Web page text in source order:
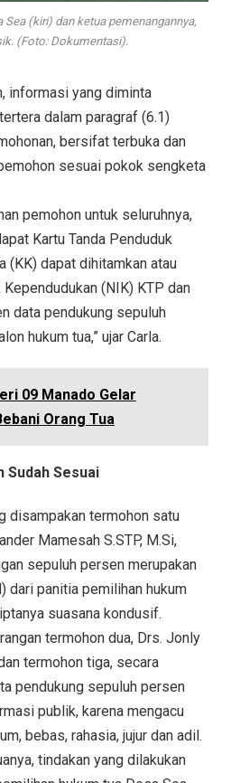
Sea (kiri) dan ketua pemenangannya,
(Foto: Dokumentasi).
informasi yang diminta
dalam paragraf (6.1)
bersifat terbuka dan
sesuai pokok sengketa
pemohon untuk seluruhnya,
Kartu Tanda Penduduk
(KK) dapat dihitamkan atau
(NIK) KTP dan
data pendukung sepuluh
hukum tua,” ujar Carla.
09 Manado Gelar
Orang Tua
Sudah Sesuai
disampakan termohon satu
Mamesah S.STP, M.Si,
sepuluh persen merupakan
dari panitia pemilihan hukum
suasana kondusif.
termohon dua, Drs. Jonly
termohon tiga, secara
pendukung sepuluh persen
publik, karena mengacu
bebas, rahasia, jujur dan adil.
tindakan yang dilakukan